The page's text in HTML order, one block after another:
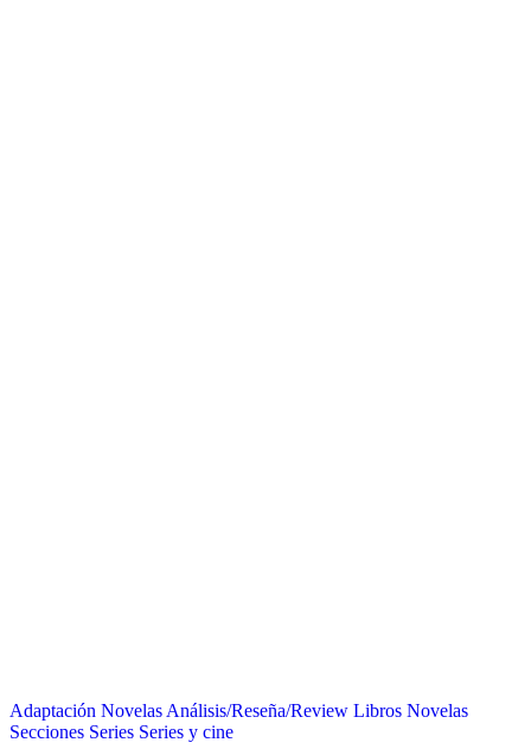
Adaptación Novelas Análisis/Reseña/Review Libros Novelas
Secciones Series Series y cine